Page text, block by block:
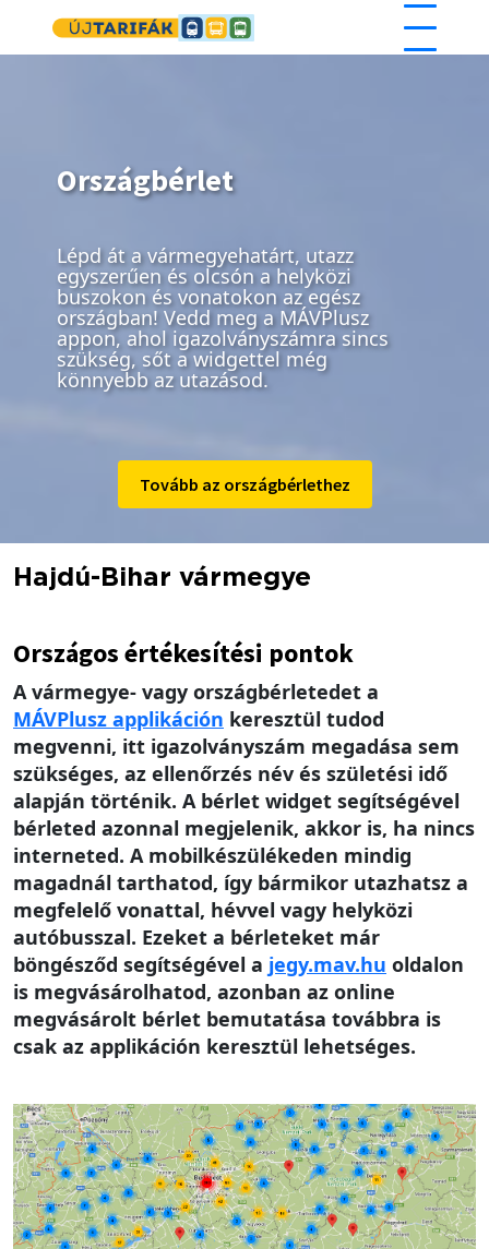
Ugrás a tartalomra
Országbérlet
Lépd át a vármegyehatárt, utazz
egyszerűen és olcsón a helyközi
buszokon és vonatokon az egész
országban! Vedd meg a MÁVPlusz
appon, ahol igazolványszámra sincs
szükség, sőt a widgettel még
könnyebb az utazásod.
Tovább az országbérlethez
Hajdú-Bihar vármegye
Országos értékesítési pontok
A vármegye- vagy országbérletedet a
MÁVPlusz applikáción keresztül tudod
megvenni, itt igazolványszám megadása sem
szükséges, az ellenőrzés név és születési idő
alapján történik. A bérlet widget segítségével
bérleted azonnal megjelenik, akkor is, ha nincs
interneted. A mobilkészülékeden mindig
magadnál tarthatod, így bármikor utazhatsz a
megfelelő vonattal, hévvel vagy helyközi
autóbusszal. Ezeket a bérleteket már
böngésződ segítségével a jegy.mav.hu oldalon
is megvásárolhatod, azonban az online
megvásárolt bérlet bemutatása továbbra is
csak az applikáción keresztül lehetséges.
Image